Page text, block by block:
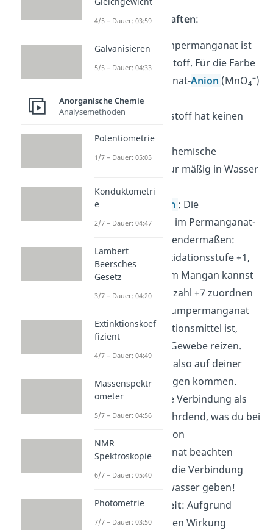
Chemische Eigenschaften:
Aussehen: Kaliumpermanganat ist
ein violetter Feststoff. Für die Farbe
ist das Permanganat-Anion (MnO4
–)
verantwortlich
Geruch : Der Feststoff hat keinen
Geruch.
Löslichkeit
: Die chemische
Verbindung ist nur mäßig in Wasser
löslich.
Oxidationszahlen : Die
Oxidationszahlen im Permanganat-
Molekül sind folgendermaßen:
Kalium hat die Oxidationsstufe +1,
Sauerstoff -2. Dem Mangan kannst
du die Oxidationszahl +7 zuordnen
: Da Kaliumpermanganat
ein starkes Oxidationsmittel ist,
kann es lebende Gewebe reizen.
Dadurch kann es also auf deiner
Haut zu Verätzungen kommen.
Außerdem gilt die Verbindung als
stark wassergefährdend, was du bei
der Entsorgung von
Kaliumpermanganat beachten
musst. Du darfst die Verbindung
also nicht ins Abwasser geben!
Reaktionsfähigkeit: Aufgrund
seiner oxidierenden Wirkung
4/5 – Dauer: 03:59
Galvanisieren
5/5 – Dauer: 04:33
Anorganische Chemie
Analysemethoden
Potentiometrie
1/7 – Dauer: 05:05
Konduktometri
e
2/7 – Dauer: 04:47
Lambert
Beersches
Gesetz
3/7 – Dauer: 04:20
Extinktionskoef
fizient
4/7 – Dauer: 04:49
Massenspektr
ometer
5/7 – Dauer: 04:56
NMR
Spektroskopie
6/7 – Dauer: 05:40
Photometrie
7/7 – Dauer: 03:50